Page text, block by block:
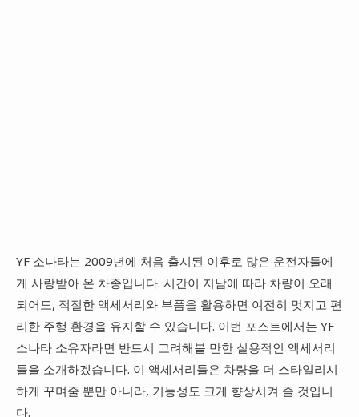
YF 소나타는 2009년에 처음 출시된 이후로 많은 운전자들에
게 사랑받아 온 차종입니다. 시간이 지남에 따라 차량이 오래
되어도, 적절한 액세서리와 부품을 활용하면 여전히 멋지고 편
리한 주행 환경을 유지할 수 있습니다. 이번 포스트에서는 YF
소나타 소유자라면 반드시 고려해볼 만한 실용적인 액세서리
들을 소개하겠습니다. 이 액세서리들은 차량을 더 스타일리시
하게 꾸며줄 뿐만 아니라, 기능성도 크게 향상시켜 줄 것입니
다.